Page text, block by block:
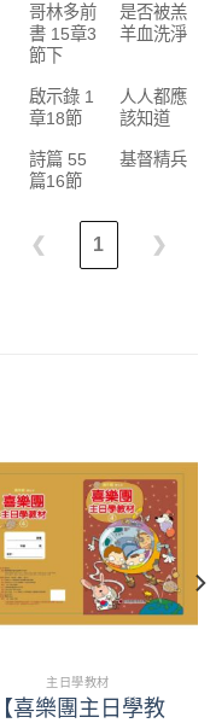
哥林多前
書 15章3
節下
是否被羔
羊血洗淨
啟示錄 1
章18節
人人都應
該知道
詩篇 55
篇16節
基督精兵
❮ 1 ❯
主日學教材
【喜樂團主日學教